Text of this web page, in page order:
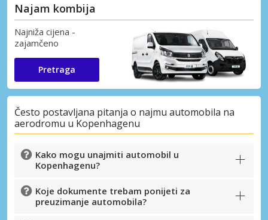
Najam kombija
Najniža cijena -
zajamčeno
Pretraga
Često postavljana pitanja o najmu automobila na
aerodromu u Kopenhagenu
Kako mogu unajmiti automobil u
Kopenhagenu?
Koje dokumente trebam ponijeti za
preuzimanje automobila?